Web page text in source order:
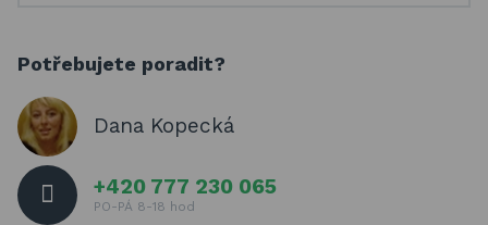
Potřebujete poradit?
Dana Kopecká
+420 777 230 065
PO-PÁ 8-18 hod